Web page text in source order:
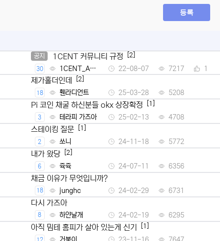
등록
공지 1CENT 커뮤니티 규정 [2]
30
1CENT_Ad
min
22-08-07 7217 1
제가홀더인데 [2]
18 휀라디언트 25-03-28 5208
Pi 코인 채굴 하신분들 okx 상장확정 [1]
3 테라피 가즈아 25-02-13 4708
스테이킹 질문 [1]
2 쏘니 24-11-18 5772
내가 왔당 [2]
6 쥭쥭 24-07-11 6356
채금 이유가 무엇입니까?
18 junghc 24-02-29 6731
다시 가즈아
8 하얀날개 24-02-19 6295
아직 밈테 홈피가 살아 있는게 신기 [1]
12